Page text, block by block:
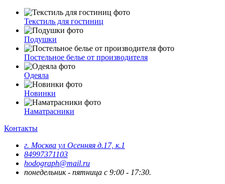
Текстиль для гостиниц
Подушки
Постельное белье от производителя
Одеяла
Новинки
Наматрасники
Контакты
г. Москва ул Осенняя д.17, к.1
84997371103
hodograph@mail.ru
понедельник - пятница с 9:00 - 17:30.